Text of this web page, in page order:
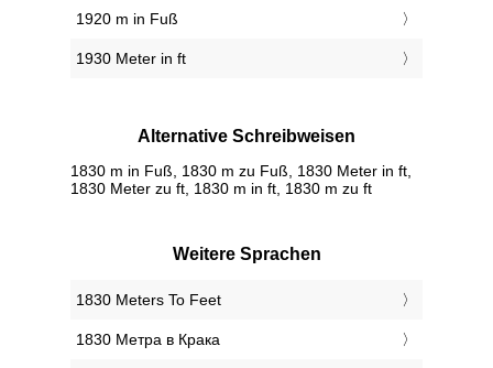
1920 m in Fuß
1930 Meter in ft
Alternative Schreibweisen
1830 m in Fuß, 1830 m zu Fuß, 1830 Meter in ft,
1830 Meter zu ft, 1830 m in ft, 1830 m zu ft
Weitere Sprachen
‎1830 Meters To Feet
‎1830 Метра в Крака